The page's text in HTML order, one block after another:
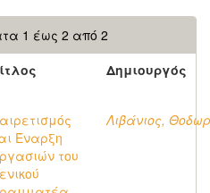
1 έως 2 από 2
Δημιουργός
Έναρξη
του
Λιβάνιος,